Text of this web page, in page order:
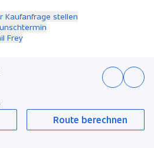
Kaufanfrage stellen
Frey
Route berechnen